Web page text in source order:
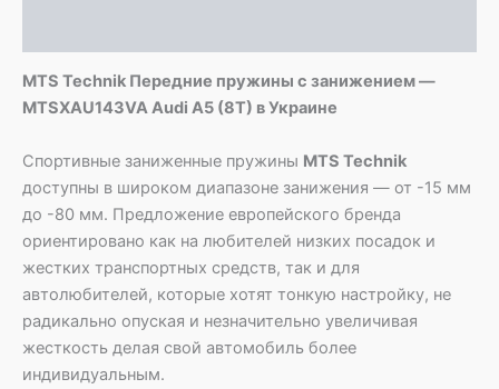
MTS Technik Передние пружины с занижением —
MTSXAU143VA Audi A5 (8T) в Украине
Спортивные заниженные пружины MTS Technik
доступны в широком диапазоне занижения — от -15 мм
до -80 мм. Предложение европейского бренда
ориентировано как на любителей низких посадок и
жестких транспортных средств, так и для
автолюбителей, которые хотят тонкую настройку, не
радикально опуская и незначительно увеличивая
жесткость делая свой автомобиль более
индивидуальным.